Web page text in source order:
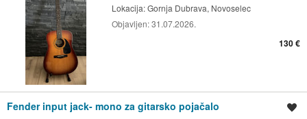
Lokacija:Gornja Dubrava, Novoselec
Objavljen:31.07.2026.
130 €
Fender input jack- mono za gitarsko pojačalo